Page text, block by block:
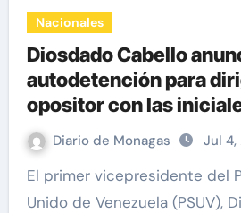
Nacionales
Diosdado Cabello
autodetención para
opositor con las
expresiones de odio
Diario de Monagas Jul 4,
El primer vicepresidente del Partido Socialista
Unido de Venezuela (PSUV),